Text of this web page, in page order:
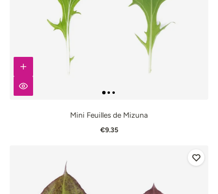
Mini Feuilles de Mizuna
€9.35